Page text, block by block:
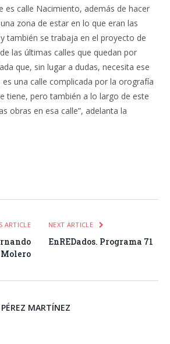
es calle Nacimiento, además de hacer
zona de estar en lo que eran las
también se trabaja en el proyecto de
las últimas calles que quedan por
que, sin lugar a dudas, necesita ese
una calle complicada por la orografía
tiene, pero también a lo largo de este
obras en esa calle”, adelanta la
ARTICLE
Molero
NEXT ARTICLE
EnREDados. Programa 71
MARTÍNEZ